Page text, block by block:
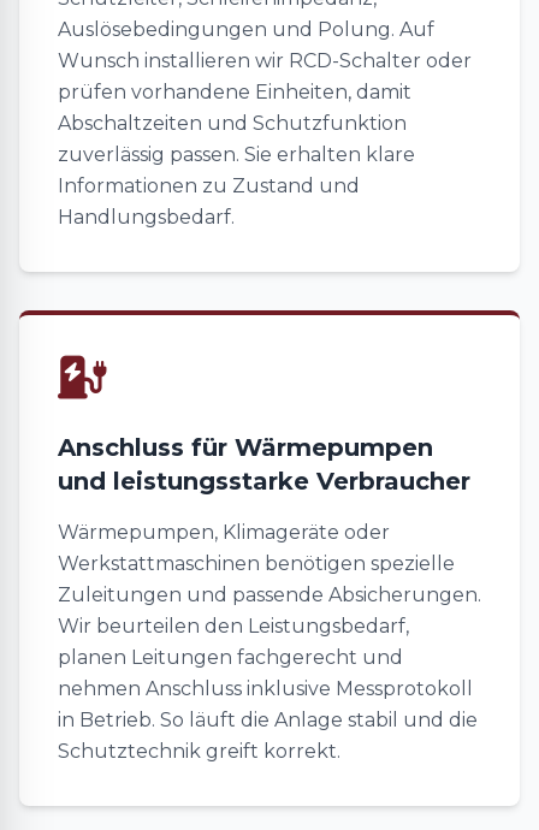
Auslösebedingungen und Polung. Auf
Wunsch installieren wir RCD-Schalter oder
prüfen vorhandene Einheiten, damit
Abschaltzeiten und Schutzfunktion
zuverlässig passen. Sie erhalten klare
Informationen zu Zustand und
Handlungsbedarf.
Anschluss für Wärmepumpen
und leistungsstarke Verbraucher
Wärmepumpen, Klimageräte oder
Werkstattmaschinen benötigen spezielle
Zuleitungen und passende Absicherungen.
Wir beurteilen den Leistungsbedarf,
planen Leitungen fachgerecht und
nehmen Anschluss inklusive Messprotokoll
in Betrieb. So läuft die Anlage stabil und die
Schutztechnik greift korrekt.